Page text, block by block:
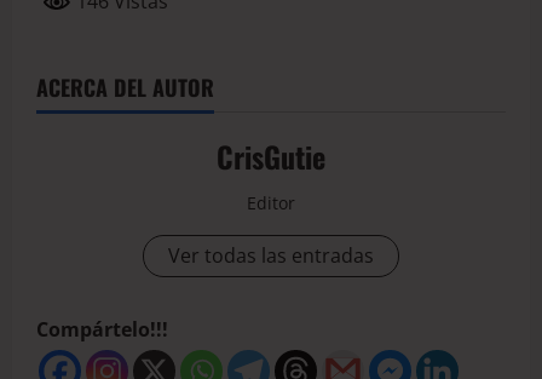
ACERCA DEL AUTOR
CrisGutie
Editor
Ver todas las entradas
Compártelo!!!